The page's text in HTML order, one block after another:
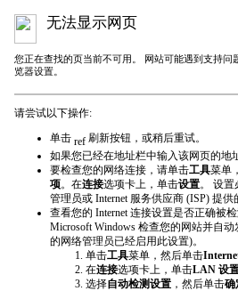
无法显示网页
您正在查找的页当前不可用。 网站可能遇到支持问
览器设置。
请尝试以下操作:
单击
刷新按钮，或稍后重试。
如果您已经在地址栏中输入该网页的地
要检查您的网络连接，请单击工具菜单
项。在连接选项卡上，单击设置。 设
管理员或 Internet 服务供应商 (ISP) 提供
查看您的 Internet 连接设置是否正确被
Microsoft Windows 检查您的网站并自
的网络管理员已经启用此设置)。
单击工具菜单，然后单击
在连接选项卡上，单击LAN 设
选择自动检测设置 ，然后单击确